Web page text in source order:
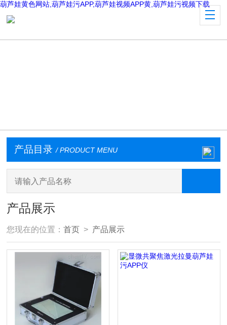
葫芦娃黄色网站,葫芦娃污APP,葫芦娃视频APP黄,葫芦娃污视频下载
产品目录 / PRODUCT MENU
产品展示
您现在的位置：首页 > 产品展示